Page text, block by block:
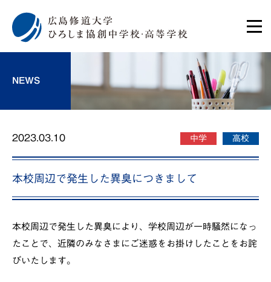
NEWS
2023.03.10 中学 高校
本校周辺で発生した異臭につきまして
本校周辺で発生した異臭により、学校周辺が一時騒然になっ
たことで、近隣のみなさまにご迷惑をお掛けしたことをお詫
びいたします。